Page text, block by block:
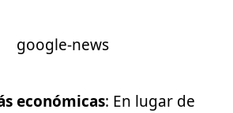
económicas: En lugar de